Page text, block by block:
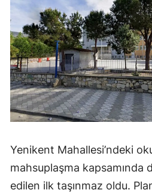
Yenikent Mahallesi’ndeki
mahsuplaşma kapsamında
edilen ilk taşınmaz oldu.